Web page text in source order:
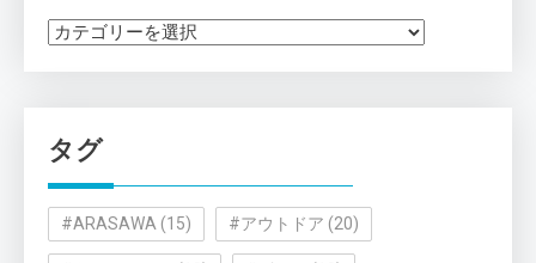
カ
ー
タグ
#ARASAWA (15) #アウトドア (20)